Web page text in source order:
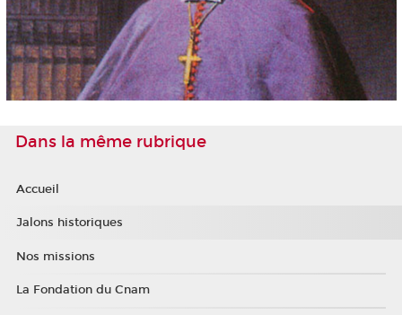
Dans la même rubrique
Accueil
Jalons historiques
Nos missions
La Fondation du Cnam